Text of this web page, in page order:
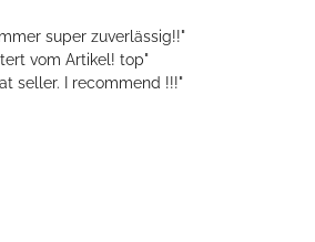
super zuverlässig!!"
vom Artikel! top"
seller. I recommend !!!"